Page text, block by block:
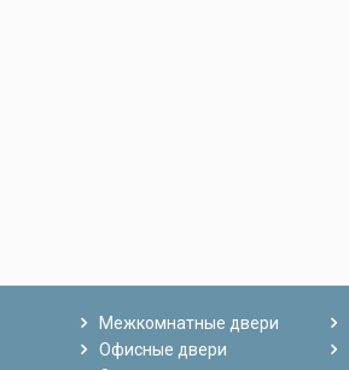
Межкомнатные двери
Офисные двери